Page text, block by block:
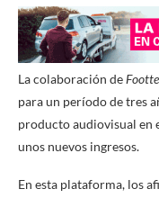
La colaboración de
para un período de tres
producto audiovisual en
unos nuevos ingresos.
En esta plataforma, los